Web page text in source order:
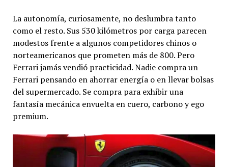
La autonomía, curiosamente, no deslumbra tanto
como el resto. Sus 530 kilómetros por carga parecen
modestos frente a algunos competidores chinos o
norteamericanos que prometen más de 800. Pero
Ferrari jamás vendió practicidad. Nadie compra un
Ferrari pensando en ahorrar energía o en llevar bolsas
del supermercado. Se compra para exhibir una
fantasía mecánica envuelta en cuero, carbono y ego
premium.